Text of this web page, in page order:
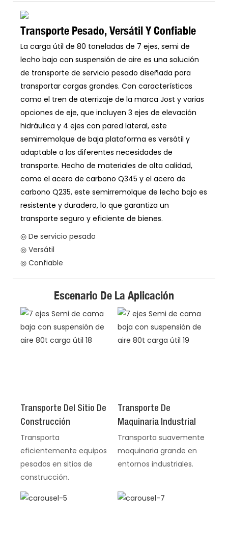
Transporte Pesado, Versátil Y Confiable
La carga útil de 80 toneladas de 7 ejes, semi de
lecho bajo con suspensión de aire es una solución
de transporte de servicio pesado diseñada para
transportar cargas grandes. Con características
como el tren de aterrizaje de la marca Jost y varias
opciones de eje, que incluyen 3 ejes de elevación
hidráulica y 4 ejes con pared lateral, este
semirremolque de baja plataforma es versátil y
adaptable a las diferentes necesidades de
transporte. Hecho de materiales de alta calidad,
como el acero de carbono Q345 y el acero de
carbono Q235, este semirremolque de lecho bajo es
resistente y duradero, lo que garantiza un
transporte seguro y eficiente de bienes.
◎ De servicio pesado
◎ Versátil
◎ Confiable
Escenario De La Aplicación
Transporte Del Sitio De
Construcción
Transporta
eficientemente equipos
pesados ​​en sitios de
construcción.
Transporte De
Maquinaria Industrial
Transporta suavemente
maquinaria grande en
entornos industriales.